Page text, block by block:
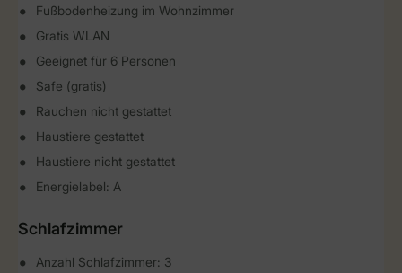
Fußbodenheizung im Wohnzimmer
Gratis WLAN
Geeignet für 6 Personen
Safe (gratis)
Rauchen nicht gestattet
Haustiere gestattet
Haustiere nicht gestattet
Energielabel: A
Schlafzimmer
Anzahl Schlafzimmer: 3